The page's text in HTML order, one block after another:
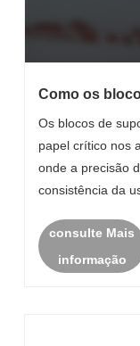
Como os
fabricação
Os blocos de
papel crítico nos
onde a precisão
consistência da
automatizados,
consulte Mais
informação